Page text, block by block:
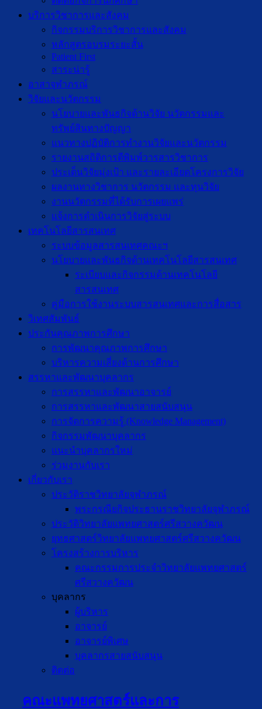
บริการวิชาการและสังคม
กิจกรรมบริการวิชาการและสังคม
หลักสูตรอบรมระยะสั้น
Patient First
สาระน่ารู้
อาสาจุฬาภรณ์
วิจัยและนวัตกรรม
นโยบายและพันธกิจด้านวิจัย นวัตกรรมและ
ทรัพย์สินทางปัญญา
แนวทางปฏิบัติการทำงานวิจัยและนวัตกรรม
รายงานสถิติการตีพิมพ์วารสารวิชาการ
ประเด็นวิจัยมุ่งเป้า และรายละเอียดโครงการวิจัย
ผลงานทางวิชาการ นวัตกรรม และทุนวิจัย
งานนวัตกรรมที่ได้รับการเผยแพร่
แจ้งการดำเนินการวิจัยสู่ระบบ
เทคโนโลยีสารสนเทศ
ระบบข้อมูลสารสนเทศคณะฯ
นโยบายและพันธกิจด้านเทคโนโลยีสารสนเทศ
ระเบียบและกิจกรรมด้านเทคโนโลยี
สารสนเทศ
คู่มือการใช้งานระบบสารสนเทศและการสื่อสาร
วิเทศสัมพันธ์
ประกันคุณภาพการศึกษา
การพัฒนาคุณภาพการศึกษา
บริหารความเสี่ยงด้านการศึกษา
สรรหาและพัฒนาบุคลากร
การสรรหาและพัฒนาอาจารย์
การสรรหาและพัฒนาสายสนับสนุน
การจัดการความรู้ (Knowledge Management)
กิจกรรมพัฒนาบุคลากร
แนะนำบุคลากรใหม่
ร่วมงานกับเรา
เกี่ยวกับเรา
ประวัติราชวิทยาลัยจุฬาภรณ์
พระกรณียกิจประธานราชวิทยาลัยจุฬาภรณ์
ประวัติวิทยาลัยแพทยศาสตร์ศรีสวางควัฒน
ยุทธศาสตร์วิทยาลัยแพทยศาสตร์ศรีสวางควัฒน
โครงสร้างการบริหาร
คณะกรรมการประจำวิทยาลัยแพทยศาสตร์
ศรีสวางควัฒน
บุคลากร
ผู้บริหาร
อาจารย์
อาจารย์พิเศษ
บุคลากรสายสนับสนุน
ติดต่อ
คณะแพทยศาสตร์และการ